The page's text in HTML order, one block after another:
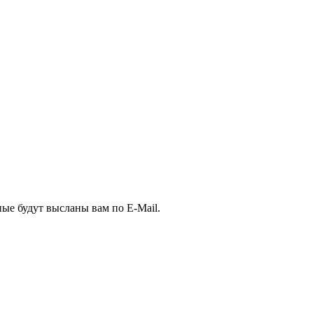
будут высланы вам по E-Mail.